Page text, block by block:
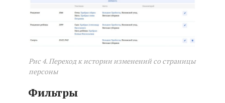
Рис 4. Переход к истории изменений со страницы
персоны
Фильтры